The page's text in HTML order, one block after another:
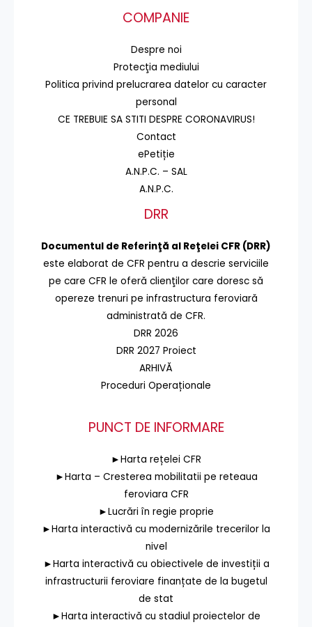
COMPANIE
Despre noi
Protecţia mediului
Politica privind prelucrarea datelor cu caracter
personal
CE TREBUIE SA STITI DESPRE CORONAVIRUS!
Contact
ePetiție
A.N.P.C. – SAL
A.N.P.C.
DRR
Documentul de Referinţă al Reţelei CFR (DRR)
este elaborat de CFR pentru a descrie serviciile
pe care CFR le oferă clienţilor care doresc să
opereze trenuri pe infrastructura feroviară
administrată de CFR.
DRR 2026
DRR 2027 Proiect
ARHIVĂ
Proceduri Operaționale
PUNCT DE INFORMARE
►Harta rețelei CFR
►Harta – Cresterea mobilitatii pe reteaua
feroviara CFR
►Lucrări în regie proprie
►Harta interactivă cu modernizările trecerilor la
nivel
►Harta interactivă cu obiectivele de investiții a
infrastructurii feroviare finanțate de la bugetul
de stat
►Harta interactivă cu stadiul proiectelor de